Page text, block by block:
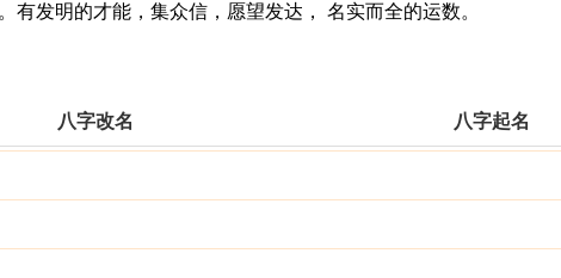
发明的才能，集众信，愿望发达， 名实而全的运数。
八字改名 八字起名